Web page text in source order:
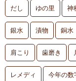
だし ゆの里 神
銀水 漬物 銅水
肩こり 歯磨き
レメディ 今年の数